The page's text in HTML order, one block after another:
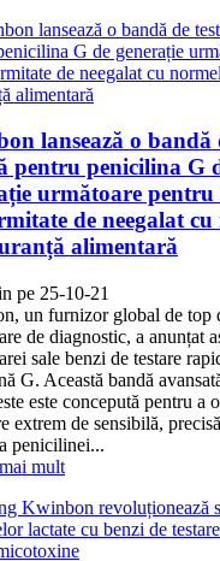
lansează o bandă
pentru penicilina G
următoare pentru
de neegalat cu
alimentară
pe 25-10-21
un furnizor global de top
de diagnostic, a anunțat
sale benzi de testare
G. Această bandă
este concepută pentru a
extrem de sensibilă,
penicilinei...
mult